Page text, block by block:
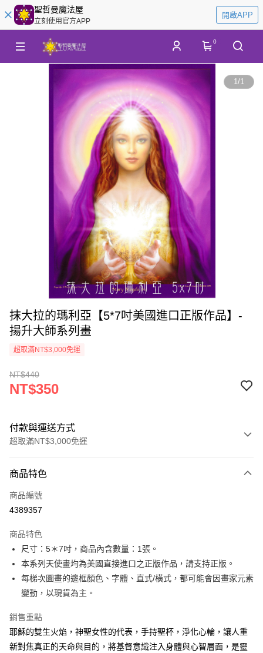
聖哲曼魔法屋
立刻使用官方APP
開啟APP
0
1/1
抹大拉的瑪利亞【5*7吋美國進口正版作品】-
揚升大師系列畫
超取滿NT$3,000免運
NT$440
NT$350
付款與運送方式
超取滿NT$3,000免運
信用卡一次付款
超商取貨付款
Apple Pay
街口支付
悠遊付
ATM付款
商品特色
商品編號
4389357
商品特色
尺寸：5＊7吋，商品內含數量：1張。
本系列天使畫均為美國直接進口之正版作品，請支持正版。
每梯次圖畫的邊框顏色、字體、直式/橫式，都可能會因畫家元素
變動，以現貨為主。
銷售重點
耶穌的雙生火焰，神聖女性的代表，手持聖杯，淨化心輪，讓人重
新對焦真正的天命與目的，將基督意識注入身體與心智層面，是靈